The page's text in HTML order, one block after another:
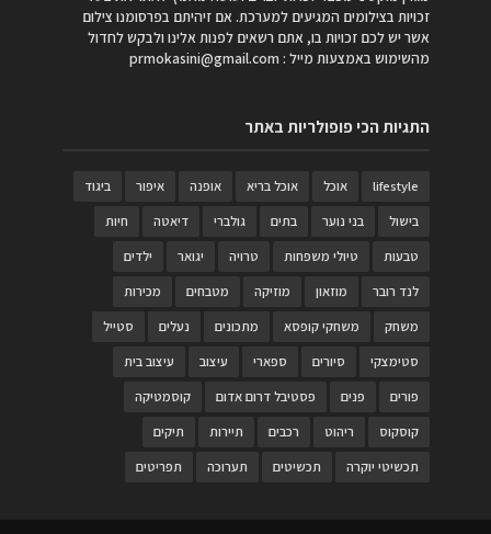
זכויות בצילומים המגיעים למערכת. אם זיהיתם בפרסומנו צילום
אשר יש לכם זכויות בו, אתם רשאים לפנות אלינו ולבקש לחדול
מהשימוש באמצעות מייל : prmokasini@gmail.com
התגיות הכי פופולריות באתר
lifestyle אוכל אוכל בריא אופנה איפור
ביגוד
בישול
בני נוער בתים גולברי דיאטה
חיות
טבעות
טיולי משפחות טרויה יגואר
ילדים
לנד רובר
מוזאון מוזיקה מטבחים
מכירות
משחק
משחקי קופסא מתכונים נעלים
סטייל
סטימצקי
סיורים ספארי עיצוב
עיצוב בית
פורים
פנים פסטיבל דרום אדום
קוסמטיקה
קוסקוס
ריהוט רכבים תיירות
תיקים
תכשיטי יוקרה
תכשיטים תערוכה תפריטים